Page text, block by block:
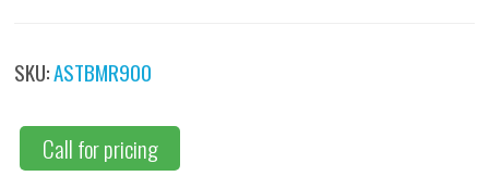
SKU:ASTBMR900
Call for pricing